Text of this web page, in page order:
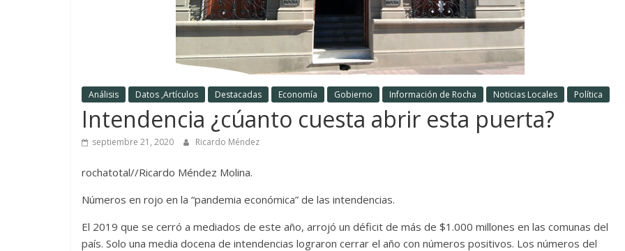
Análisis Datos ,Artículos Destacadas Economía Gobierno Información de Rocha Noticias Locales Política
Intendencia ¿cúanto cuesta abrir esta puerta?
septiembre 21, 2020 Ricardo Méndez
rochatotal//Ricardo Méndez Molina.
Números en rojo en la “pandemia económica” de las intendencias.
El 2019 que se cerró a mediados de este año, arrojó un déficit de más de $1.000 millones en las comunas del
país. Solo una media docena de intendencias lograron cerrar el año con números positivos. Los números del